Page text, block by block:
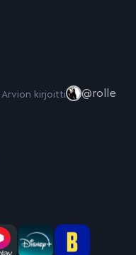
Arvion kirjoitti @rolle